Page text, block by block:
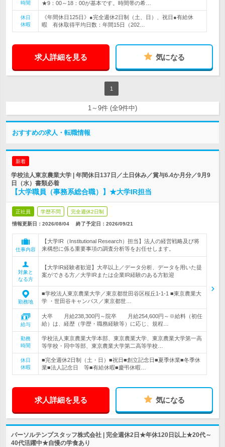
時間
★9：00～18：00が基本です。時間帯の希…
休日
休暇
《年間休日125日》●完全週休2日制（土、日）、祝日●有給休
暇 有休取得平均日数：年間15日（202…
求人詳細を見る 気になる
1
1～9件 (全9件中)
おすすめの求人・転職情報
新着
学校法人東京農業大学 | 年間休日137日／土日休み／賞与6.4か月分／9月9
日（水）書類必着
【大学職員（事務系総合職）】★大学IR担当
正社員 学歴不問 完全週休2日制
情報更新日：2026/08/04 終了予定日： 2026/09/21
仕事内容
【大学IR（Institutional Research）担当】法人の経営戦略及び将
来構想に係る重要事項の調査分析等をお任せします。
対象と
なる方
【大学IR経験者歓迎】大卒以上／データ分析、データを用いた提
案ができる方／大学IRまたは企業IR経験のある方歓迎
勤務地
■学校法人東京農業大学／東京都世田谷区桜丘1-1-1 ■東京農業大
学 ・世田谷キャンパス／東京都世…
給与
大卒 月給238,300円～院卒 月給254,600円～※給料（初任
給）は、経歴（学歴・職務経験等）に応じ、規程…
勤務
時間
学校法人東京農業大学本部、東京農業大学、東京農業大学第一高
等学校・同中等部、東京農業大学第二高等学校…
休日
休暇
■完全週休2日制（土・日）■祝日■創立記念日■夏季休業■冬季休
業■法人記念日 等■有給休暇■慶弔休暇…
求人詳細を見る 気になる
パーソルテンプスタッフ株式会社 | 完全週休2日★年休120日以上★20代～
40代活躍中★自慢の学食あり